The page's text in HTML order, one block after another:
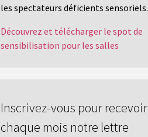
les spectateurs déficients sensoriels.
Découvrez et télécharger le spot de
sensibilisation pour les salles
Inscrivez-vous pour recevoir
chaque mois notre lettre